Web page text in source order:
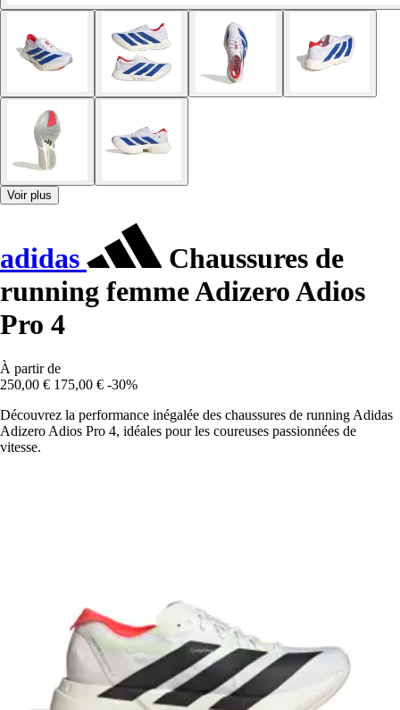
Voir plus
adidas
Chaussures de
running femme Adizero Adios
Pro 4
À partir de
250,00 € 175,00 € -30%
Découvrez la performance inégalée des chaussures de running Adidas
Adizero Adios Pro 4, idéales pour les coureuses passionnées de
vitesse.